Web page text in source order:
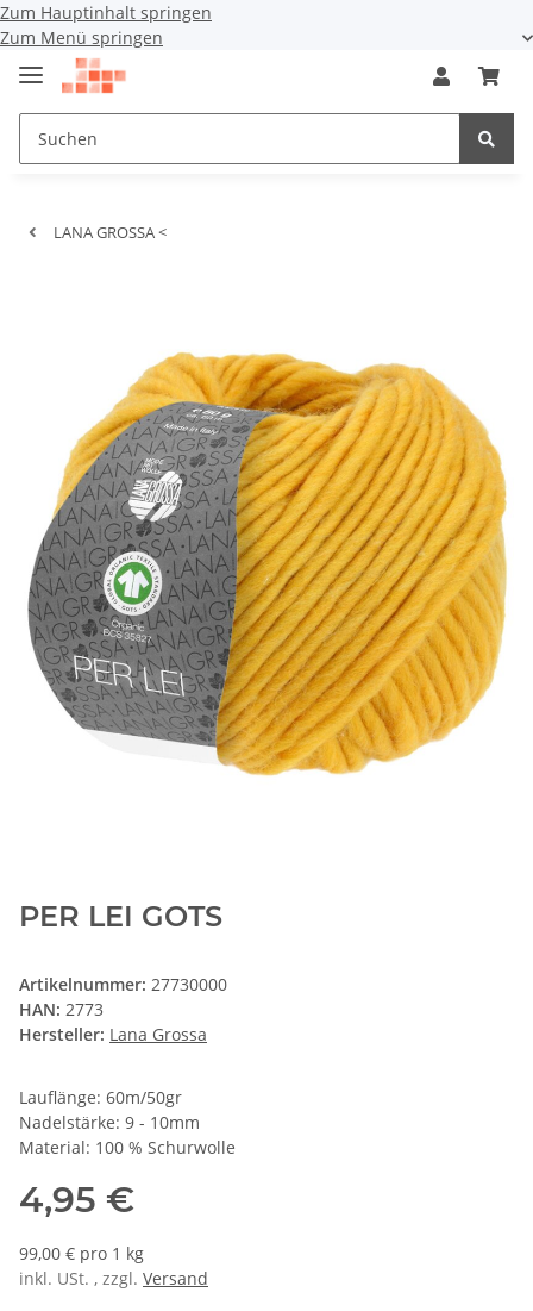
Zum Hauptinhalt springen
Zum Menü springen
LANA GROSSA <
PER LEI GOTS
Artikelnummer: 27730000
HAN: 2773
Hersteller: Lana Grossa
Lauflänge: 60m/50gr
Nadelstärke: 9 - 10mm
Material: 100 % Schurwolle
4,95 €
99,00 € pro 1 kg
inkl. USt. , zzgl. Versand